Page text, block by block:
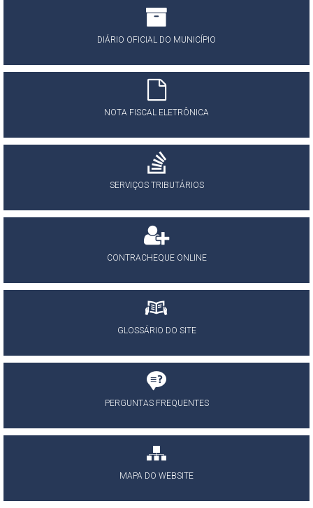
DIÁRIO OFICIAL DO MUNICÍPIO
NOTA FISCAL ELETRÔNICA
SERVIÇOS TRIBUTÁRIOS
CONTRACHEQUE ONLINE
GLOSSÁRIO DO SITE
PERGUNTAS FREQUENTES
MAPA DO WEBSITE